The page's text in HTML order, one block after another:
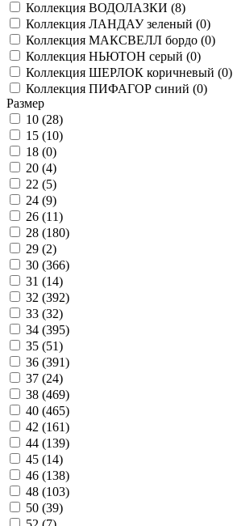
Коллекция ВОДОЛАЗКИ (8)
Коллекция ЛАНДАУ зеленый (0)
Коллекция МАКСВЕЛЛ бордо (0)
Коллекция НЬЮТОН серый (0)
Коллекция ШЕРЛОК коричневый (0)
Коллекция ПИФАГОР синий (0)
Размер
10 (28)
15 (10)
18 (0)
20 (4)
22 (5)
24 (9)
26 (11)
28 (180)
29 (2)
30 (366)
31 (14)
32 (392)
33 (32)
34 (395)
35 (51)
36 (391)
37 (24)
38 (469)
40 (465)
42 (161)
44 (139)
45 (14)
46 (138)
48 (103)
50 (39)